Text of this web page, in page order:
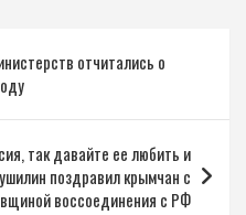
отчитались о
так давайте ее любить и
поздравил крымчан с
воссоединения с РФ